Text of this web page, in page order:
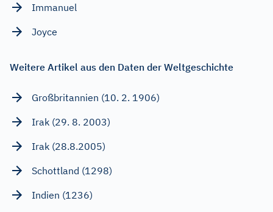
Immanuel
Joyce
Weitere Artikel aus den Daten der Weltgeschichte
Großbritannien (10. 2. 1906)
Irak (29. 8. 2003)
Irak (28.8.2005)
Schottland (1298)
Indien (1236)